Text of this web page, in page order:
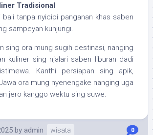
Tradisional
bali tanpa nyicipi panganan khas saben
sampeyan kunjungi.
sing ora mung sugih destinasi, nanging
kuliner sing njalari saben liburan dadi
Kanthi persiapan sing apik,
ora mung nyenengake nanging uga
jero kanggo wektu sing suwe.
by admin wisata 0